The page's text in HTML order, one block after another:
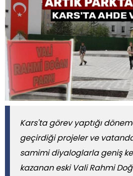
Kars'ta görev yaptığı
geçirdiği projeler ve
samimi diyaloglarla geniş
kazanan eski Vali Rahmi